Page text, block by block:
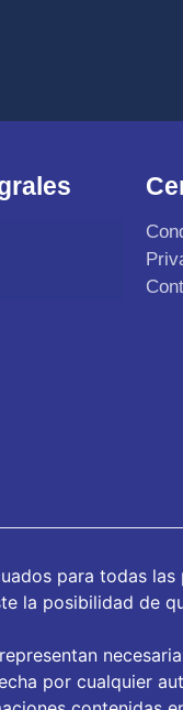
para todas
la posibilidad de
por cualquier